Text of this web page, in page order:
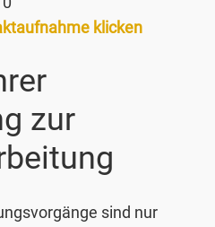
klicken
zur
sind nur